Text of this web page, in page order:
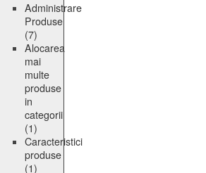
Administrare
Produse
(7)
Alocarea
mai
multe
produse
in
categorii
(1)
Caracteristici
produse
(1)